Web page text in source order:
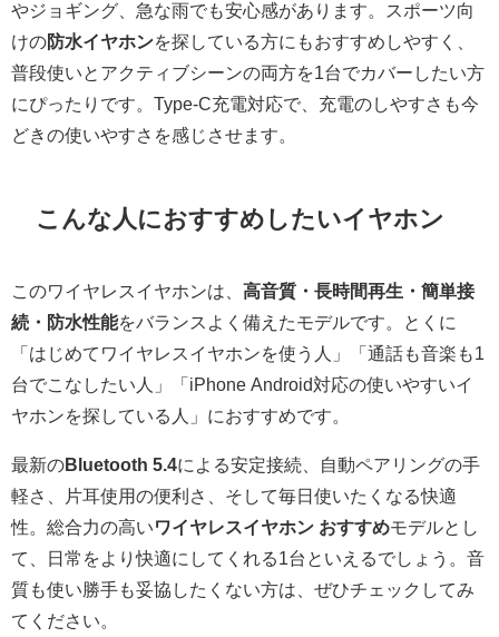
やジョギング、急な雨でも安心感があります。スポーツ向
けの防水イヤホンを探している方にもおすすめしやすく、
普段使いとアクティブシーンの両方を1台でカバーしたい方
にぴったりです。Type-C充電対応で、充電のしやすさも今
どきの使いやすさを感じさせます。
こんな人におすすめしたいイヤホン
このワイヤレスイヤホンは、 高音質・長時間再生・簡単接
続・防水性能をバランスよく備えたモデルです。とくに
「はじめてワイヤレスイヤホンを使う人」「通話も音楽も1
台でこなしたい人」「iPhone Android対応の使いやすいイ
ヤホンを探している人」におすすめです。
最新のBluetooth 5.4による安定接続、自動ペアリングの手
軽さ、片耳使用の便利さ、そして毎日使いたくなる快適
性。総合力の高いワイヤレスイヤホン おすすめモデルとし
て、日常をより快適にしてくれる1台といえるでしょう。音
質も使い勝手も妥協したくない方は、ぜひチェックしてみ
てください。